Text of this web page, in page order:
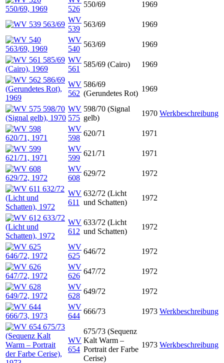
526
550/69
1969
WV
539
563/69
1969
WV
540
563/69
1969
WV
561
585/69 (Cairo) 1969
WV
562
586/69
(Gerundetes Rot)
1969
WV
575
598/70 (Signal
gelb)
1970 Werkbeschreibung
WV
598
620/71
1971
WV
599
621/71
1971
WV
608
629/72 1972
WV
611
632/72 (Licht
und Schatten)
1972
WV
612
633/72 (Licht
und Schatten)
1972
WV
625
646/72
1972
WV
626
647/72
1972
WV
628
649/72
1972
WV
644
666/73 1973 Werkbeschreibung
WV
654
675/73 (Sequenz
Kalt Warm –
Portrait der Farbe
Cerise)
1973 Werkbeschreibung